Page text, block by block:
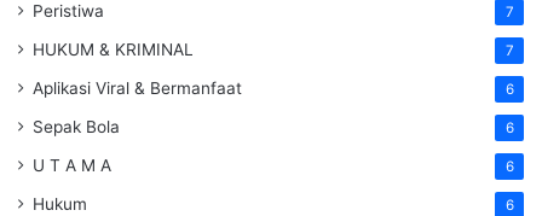
Peristiwa 7
HUKUM & KRIMINAL 7
Aplikasi Viral & Bermanfaat 6
Sepak Bola 6
U T A M A 6
Hukum 6